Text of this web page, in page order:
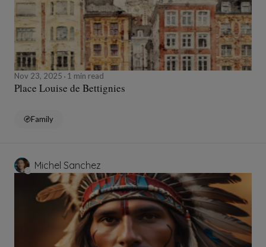
Nov 23, 2025 1 min read
Place Louise de Bettignies
Family
Michel Sanchez